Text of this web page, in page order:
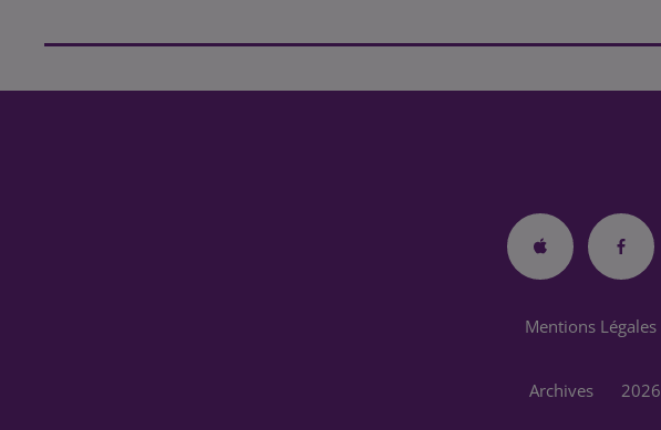
Mentions Légales
Archives 2026